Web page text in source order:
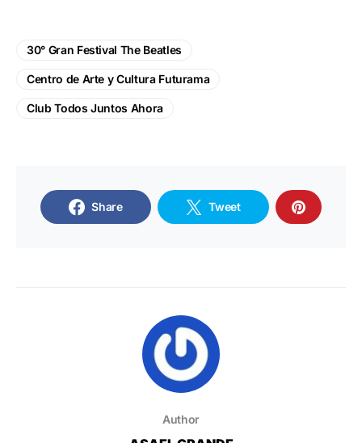
30° Gran Festival The Beatles
Centro de Arte y Cultura Futurama
Club Todos Juntos Ahora
Share Tweet
Author